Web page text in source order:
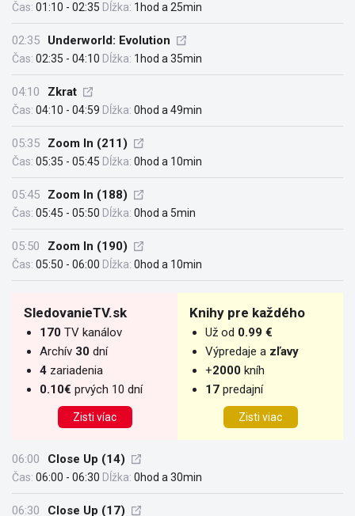
Čas: 01:10 - 02:35 Dĺžka: 1hod a 25min
02:35 Underworld: Evolution
Čas: 02:35 - 04:10 Dĺžka: 1hod a 35min
04:10 Zkrat
Čas: 04:10 - 04:59 Dĺžka: 0hod a 49min
05:35 Zoom In (211)
Čas: 05:35 - 05:45 Dĺžka: 0hod a 10min
05:45 Zoom In (188)
Čas: 05:45 - 05:50 Dĺžka: 0hod a 5min
05:50 Zoom In (190)
Čas: 05:50 - 06:00 Dĺžka: 0hod a 10min
SledovanieTV.sk
170 TV kanálov
Archív 30 dní
4 zariadenia
0.10€ prvých 10 dní
Zisti víac
Knihy pre každého
Už od 0.99 €
Výpredaje a zľavy
+2000 kníh
17 predajní
Zisti viac
06:00 Close Up (14)
Čas: 06:00 - 06:30 Dĺžka: 0hod a 30min
06:30 Close Up (17)